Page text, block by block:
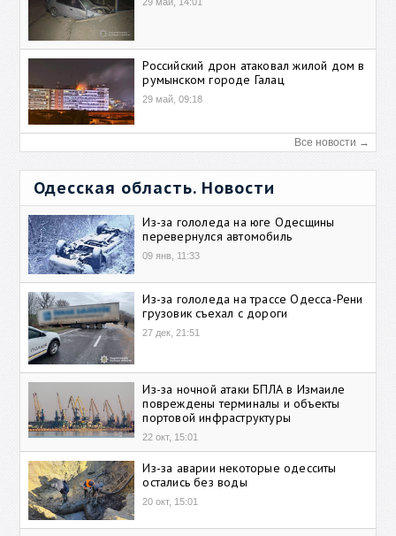
Российский дрон атаковал жилой дом в
румынском городе Галац
29 май, 09:18
Все новости →
Одесская область. Новости
Из-за гололеда на юге Одесщины
перевернулся автомобиль
09 янв, 11:33
Из-за гололеда на трассе Одесса-Рени
грузовик съехал с дороги
27 дек, 21:51
Из-за ночной атаки БПЛА в Измаиле
повреждены терминалы и объекты
портовой инфраструктуры
22 окт, 15:01
Из-за аварии некоторые одесситы
остались без воды
20 окт, 15:01